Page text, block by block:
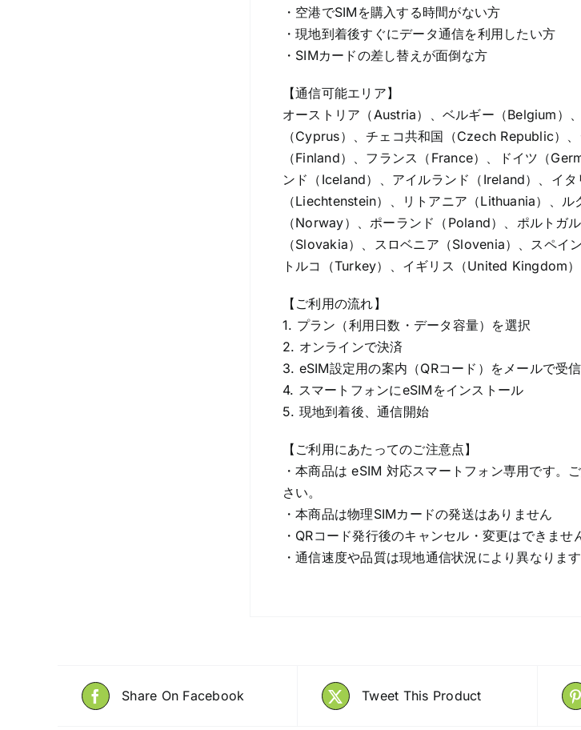
・空港でSIMを購入する時間がない方
・現地到着後すぐにデータ通信を利用したい方
・SIMカードの差し替えが面倒な方
【通信可能エリア】
オーストリア（Austria）、ベルギー（Belgium）
（Cyprus）、チェコ共和国（Czech Republic）
（Finland）、フランス（France）、ドイツ（
ンド（Iceland）、アイルランド（Ireland）、イ
（Liechtenstein）、リトアニア（Lithuania）、
（Norway）、ポーランド（Poland）、ポルトガ
（Slovakia）、スロベニア（Slovenia）、スペイ
トルコ（Turkey）、イギリス（United Kingdom）
【ご利用の流れ】
1. プラン（利用日数・データ容量）を選択
2. オンラインで決済
3. eSIM設定用の案内（QRコード）をメールで受信
4. スマートフォンにeSIMをインストール
5. 現地到着後、通信開始
【ご利用にあたってのご注意点】
・本商品は eSIM 対応スマートフォン専用です。
さい。
・本商品は物理SIMカードの発送はありません
・QRコード発行後のキャンセル・変更はできませ
・通信速度や品質は現地通信状況により異なります
Share On Facebook Tweet This Product